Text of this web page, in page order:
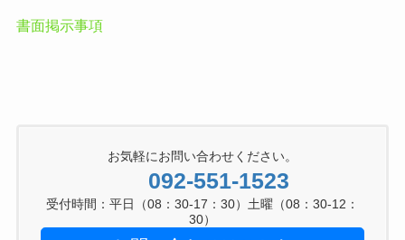
書面掲示事項
お気軽にお問い合わせください。
092-551-1523
受付時間：平日（08：30-17：30）土曜（08：30-12：
30）